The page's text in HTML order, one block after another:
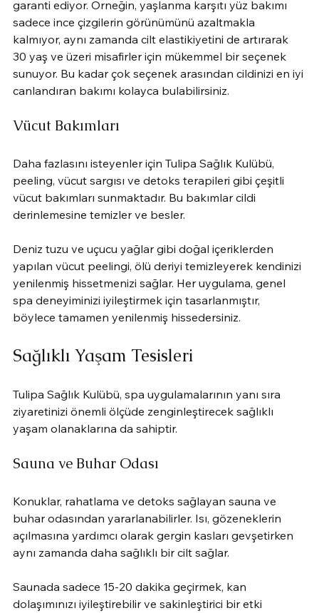
garanti ediyor. Örneğin, yaşlanma karşıtı yüz bakımı
sadece ince çizgilerin görünümünü azaltmakla
kalmıyor, aynı zamanda cilt elastikiyetini de artırarak
30 yaş ve üzeri misafirler için mükemmel bir seçenek
sunuyor. Bu kadar çok seçenek arasından cildinizi en iyi
canlandıran bakımı kolayca bulabilirsiniz.
Vücut Bakımları
Daha fazlasını isteyenler için Tulipa Sağlık Kulübü,
peeling, vücut sargısı ve detoks terapileri gibi çeşitli
vücut bakımları sunmaktadır. Bu bakımlar cildi
derinlemesine temizler ve besler.
Deniz tuzu ve uçucu yağlar gibi doğal içeriklerden
yapılan vücut peelingi, ölü deriyi temizleyerek kendinizi
yenilenmiş hissetmenizi sağlar. Her uygulama, genel
spa deneyiminizi iyileştirmek için tasarlanmıştır,
böylece tamamen yenilenmiş hissedersiniz.
Sağlıklı Yaşam Tesisleri
Tulipa Sağlık Kulübü, spa uygulamalarının yanı sıra
ziyaretinizi önemli ölçüde zenginleştirecek sağlıklı
yaşam olanaklarına da sahiptir.
Sauna ve Buhar Odası
Konuklar, rahatlama ve detoks sağlayan sauna ve
buhar odasından yararlanabilirler. Isı, gözeneklerin
açılmasına yardımcı olarak gergin kasları gevşetirken
aynı zamanda daha sağlıklı bir cilt sağlar.
Saunada sadece 15-20 dakika geçirmek, kan
dolaşımınızı iyileştirebilir ve sakinleştirici bir etki